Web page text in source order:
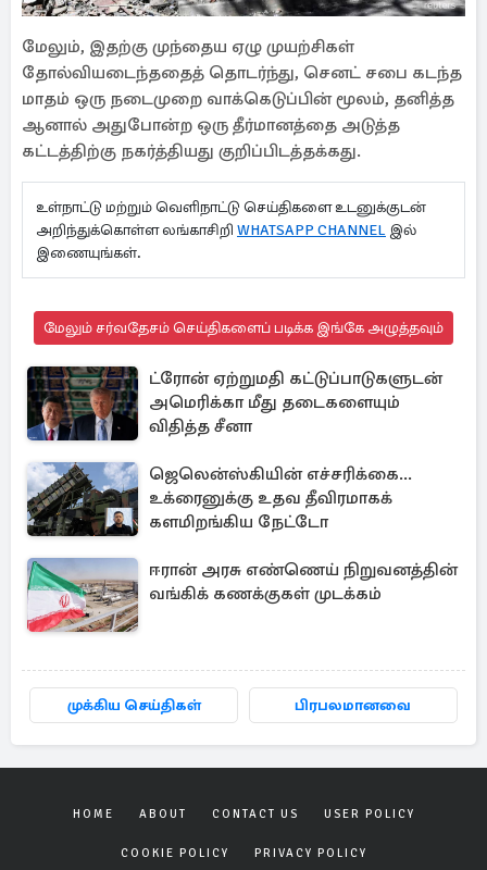
மேலும், இதற்கு முந்தைய ஏழு முயற்சிகள்
தோல்வியடைந்ததைத் தொடர்ந்து, செனட் சபை கடந்த
மாதம் ஒரு நடைமுறை வாக்கெடுப்பின் மூலம், தனித்த
ஆனால் அதுபோன்ற ஒரு தீர்மானத்தை அடுத்த
கட்டத்திற்கு நகர்த்தியது குறிப்பிடத்தக்கது.
உள்நாட்டு மற்றும் வெளிநாட்டு செய்திகளை உடனுக்குடன்
அறிந்துக்கொள்ள லங்காசிறி WHATSAPP CHANNEL இல்
இணையுங்கள்.
மேலும் சர்வதேசம் செய்திகளைப் படிக்க இங்கே அழுத்தவும்
ட்ரோன் ஏற்றுமதி கட்டுப்பாடுகளுடன்
அமெரிக்கா மீது தடைகளையும்
விதித்த சீனா
ஜெலென்ஸ்கியின் எச்சரிக்கை...
உக்ரைனுக்கு உதவ தீவிரமாகக்
களமிறங்கிய நேட்டோ
ஈரான் அரசு எண்ணெய் நிறுவனத்தின்
வங்கிக் கணக்குகள் முடக்கம்
முக்கிய செய்திகள் பிரபலமானவை
HOME ABOUT CONTACT US USER POLICY
COOKIE POLICY PRIVACY POLICY